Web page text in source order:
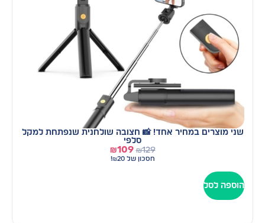
שני מוצרים במחיר אחד! 📸 חצובה שולחנית שנפתחת למקל
סלפי
₪129
₪109
חסכון של ₪20
!
הוספה לסל